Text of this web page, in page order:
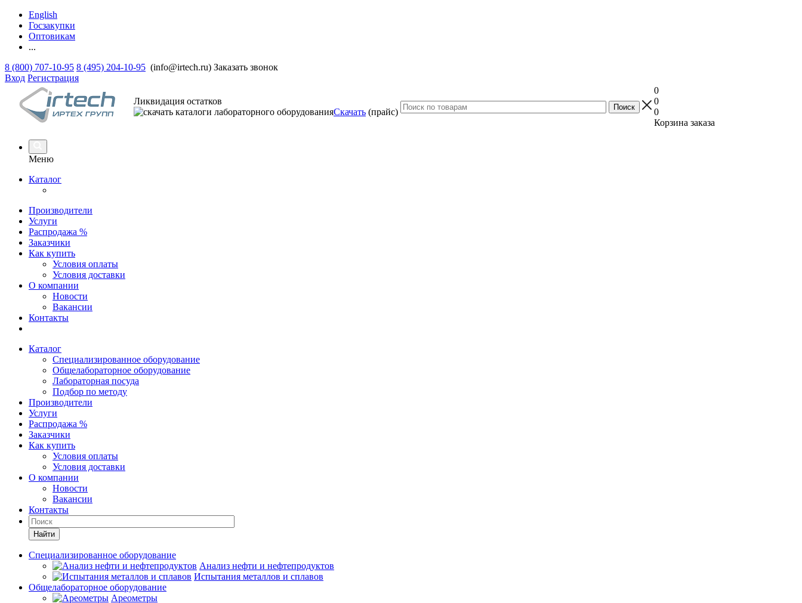
English
Госзакупки
Оптовикам
...
8 (800) 707-10-95 8 (495) 204-10-95 (info@irtech.ru) Заказать звонок
Вход Регистрация
Ликвидация остатков
Скачать (прайс)
0
0
0
Корзина заказа
Меню
Каталог
Производители
Услуги
Распродажа %
Заказчики
Как купить
Условия оплаты
Условия доставки
О компании
Новости
Вакансии
Контакты
Каталог
Специализированное оборудование
Общелабораторное оборудование
Лабораторная посуда
Подбор по методу
Производители
Услуги
Распродажа %
Заказчики
Как купить
Условия оплаты
Условия доставки
О компании
Новости
Вакансии
Контакты
Найти
Специализированное оборудование
Анализ нефти и нефтепродуктов
Испытания металлов и сплавов
Общелабораторное оборудование
Ареометры